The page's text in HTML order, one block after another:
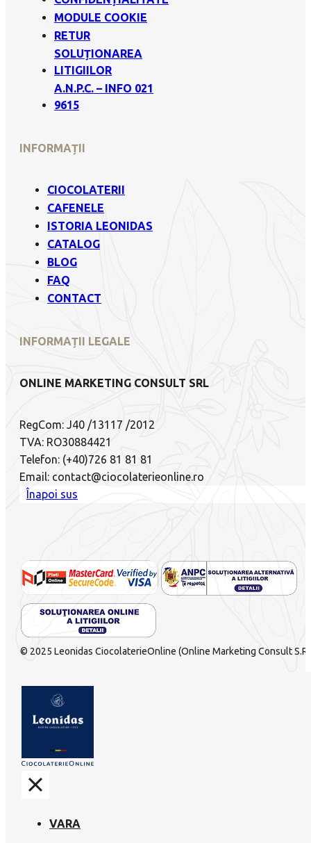
MODULE COOKIE
RETUR
SOLUȚIONAREA
LITIGIILOR
A.N.P.C. – INFO 021
9615
INFORMAȚII
CIOCOLATERII
CAFENELE
ISTORIA LEONIDAS
CATALOG
BLOG
FAQ
CONTACT
INFORMAȚII LEGALE
ONLINE MARKETING CONSULT SRL
RegCom: J40 /13117 /2012
TVA: RO30884421
Telefon: (+40)726 81 81 81
Email: contact@ciocolaterieonline.ro
Înapoi sus
© 2025 Leonidas CiocolaterieOnline (Online Marketing Consult
VARA